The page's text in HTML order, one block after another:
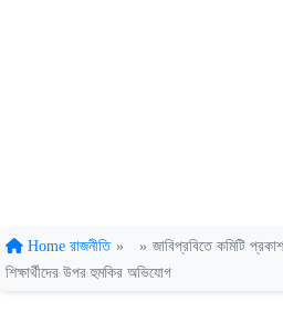
Home রাজনীতি » » জাবিপ্রবিতে কমিটি
শিক্ষার্থীদের উপর হুমকির অভিযোগ